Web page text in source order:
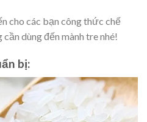
cho các bạn công thức chế
dùng đến mành tre nhé!
bị: